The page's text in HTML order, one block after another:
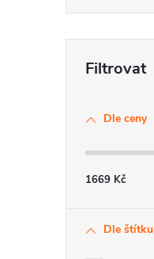
Dle ceny
1669 Kč
Dle štítku